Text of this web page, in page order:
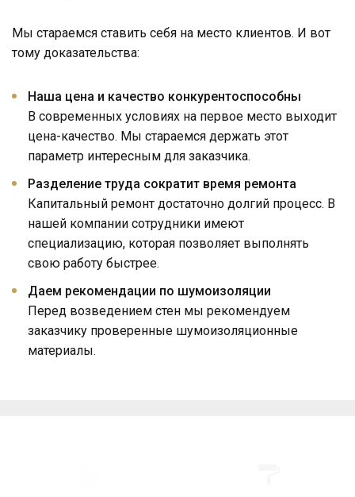
Мы стараемся ставить себя на место клиентов. И вот
тому доказательства:
Наша цена и качество конкурентоспособны
В современных условиях на первое место выходит
цена-качество. Мы стараемся держать этот
параметр интересным для заказчика.
Разделение труда сократит время ремонта
Капитальный ремонт достаточно долгий процесс. В
нашей компании сотрудники имеют
специализацию, которая позволяет выполнять
свою работу быстрее.
Даем рекомендации по шумоизоляции
Перед возведением стен мы рекомендуем
заказчику проверенные шумоизоляционные
материалы.